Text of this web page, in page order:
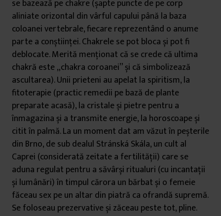
se bazează pe chakre (șapte puncte de pe corp
aliniate orizontal din vârful capului până la baza
coloanei vertebrale, fiecare reprezentând o anume
parte a conștiinței. Chakrele se pot bloca și pot fi
deblocate. Merită menționat că se crede că ultima
chakră este „chakra coroanei” și că simbolizează
ascultarea). Unii prieteni au apelat la spiritism, la
fitoterapie (practic remedii pe bază de plante
preparate acasă), la cristale și pietre pentru a
înmagazina și a transmite energie, la horoscoape și
citit în palmă. La un moment dat am văzut în peșterile
din Brno, de sub dealul Stránská Skála, un cult al
Caprei (considerată zeitate a fertilității) care se
aduna regulat pentru a săvârși ritualuri (cu incantații
și lumânări) în timpul cărora un bărbat și o femeie
făceau sex pe un altar din piatră ca ofrandă supremă.
Se foloseau prezervative și zăceau peste tot, pline.